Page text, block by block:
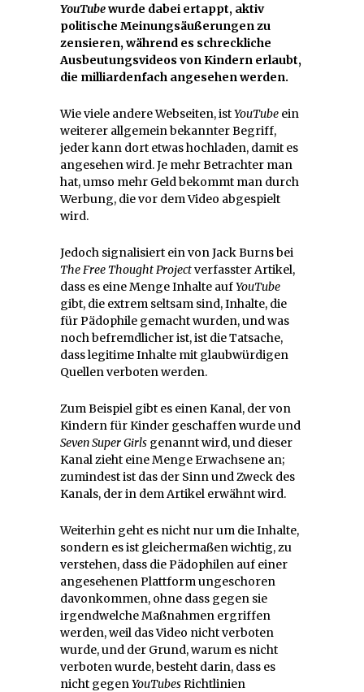
YouTubewurde dabei ertappt, aktiv
politische Meinungsäußerungen zu
zensieren, während es schreckliche
Ausbeutungsvideos von Kindern erlaubt,
die milliardenfach angesehen werden.
Wie viele andere Webseiten, istYouTube ein
weiterer allgemein bekannter Begriff,
jeder kann dort etwas hochladen, damit es
angesehen wird. Je mehr Betrachter man
hat, umso mehr Geld bekommt man durch
Werbung, die vor dem Video abgespielt
wird.
Jedoch signalisiert ein von Jack Burns bei
The Free Thought Projectverfasster Artikel,
dass es eine Menge Inhalte aufYouTube
gibt, die extrem seltsam sind, Inhalte, die
für Pädophile gemacht wurden, und was
noch befremdlicher ist, ist die Tatsache,
dass legitime Inhalte mit glaubwürdigen
Quellen verboten werden.
Zum Beispiel gibt es einen Kanal, der von
Kindern für Kinder geschaffen wurde und
Seven Super Girls genannt wird, und dieser
Kanal zieht eine Menge Erwachsene an;
zumindest ist das der Sinn und Zweck des
Kanals, der in dem Artikel erwähnt wird.
Weiterhin geht es nicht nur um die Inhalte,
sondern es ist gleichermaßen wichtig, zu
verstehen, dass die Pädophilen auf einer
angesehenen Plattform ungeschoren
davonkommen, ohne dass gegen sie
irgendwelche Maßnahmen ergriffen
werden, weil das Video nicht verboten
wurde, und der Grund, warum es nicht
verboten wurde, besteht darin, dass es
nicht gegenYouTubesRichtlinien